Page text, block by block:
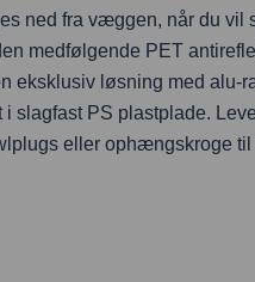
ned fra væggen, når du vil
medfølgende PET
eksklusiv løsning med
slagfast PS plastplade.
eller ophængskroge